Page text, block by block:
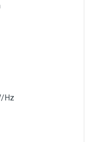
Hz